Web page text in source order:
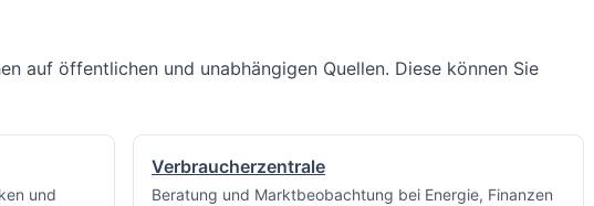
auf öffentlichen und unabhängigen Quellen. Diese können Sie
und
Verbraucherzentrale
Beratung und Marktbeobachtung bei Energie, Finanzen